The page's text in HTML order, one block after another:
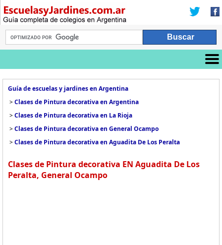
Guía de escuelas y jardines en Argentina
>Clases de Pintura decorativa en Argentina
>Clases de Pintura decorativa en La Rioja
>Clases de Pintura decorativa en General Ocampo
>Clases de Pintura decorativa en Aguadita De Los Peralta
Clases de Pintura decorativa EN Aguadita De Los
Peralta, General Ocampo